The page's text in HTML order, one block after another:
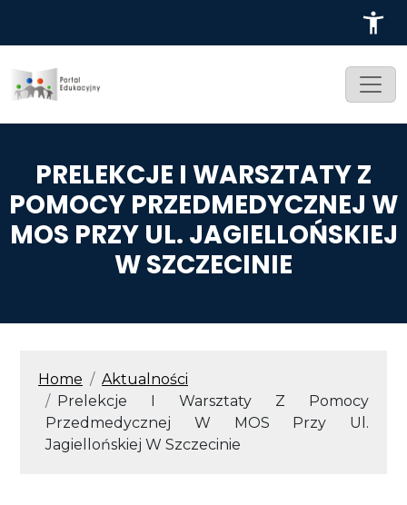
PRELEKCJE I WARSZTATY Z
POMOCY PRZEDMEDYCZNEJ W
MOS PRZY UL. JAGIELLOŃSKIEJ
W SZCZECINIE
ŚCIEŻKA NAWIGACYJNA
Home
Aktualności
Prelekcje I Warsztaty Z Pomocy
Przedmedycznej W MOS Przy Ul.
Jagiellońskiej W Szczecinie